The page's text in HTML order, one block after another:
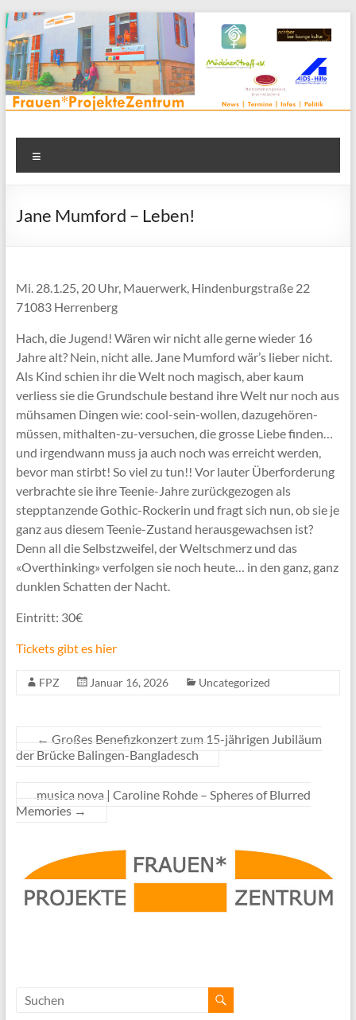
Zum
Inhalt
springen
Frauenprojektehaus wird
FrauenProjekteZentrum
Frauen* | Mädchen* | Projekte | Beratung | Veranstaltungen |
in einem Zentrum | Räume für alle | Projektarbeit | Begegnung
Jane Mumford – Leben!
Mi. 28.1.25, 20 Uhr, Mauerwerk, Hindenburgstraße 22
71083 Herrenberg
Hach, die Jugend! Wären wir nicht alle gerne wieder 16
Jahre alt? Nein, nicht alle. Jane Mumford wär’s lieber nicht.
Als Kind schien ihr die Welt noch magisch, aber kaum
verliess sie die Grundschule bestand ihre Welt nur noch aus
mühsamen Dingen wie: cool-sein-wollen, dazugehören-
müssen, mithalten-zu-versuchen, die grosse Liebe finden…
und irgendwann muss ja auch noch was erreicht werden,
bevor man stirbt! So viel zu tun!! Vor lauter Überforderung
verbrachte sie ihre Teenie-Jahre zurückgezogen als
stepptanzende Gothic-Rockerin und fragt sich nun, ob sie je
ganz aus diesem Teenie-Zustand herausgewachsen ist?
Denn all die Selbstzweifel, der Weltschmerz und das
«Overthinking» verfolgen sie noch heute… in den ganz, ganz
dunklen Schatten der Nacht.
Eintritt: 30€
Tickets gibt es hier
FPZ Januar 16, 2026 Uncategorized
← Großes Benefizkonzert zum 15-jährigen Jubiläum
der Brücke Balingen-Bangladesch
musica nova | Caroline Rohde – Spheres of Blurred
Memories →